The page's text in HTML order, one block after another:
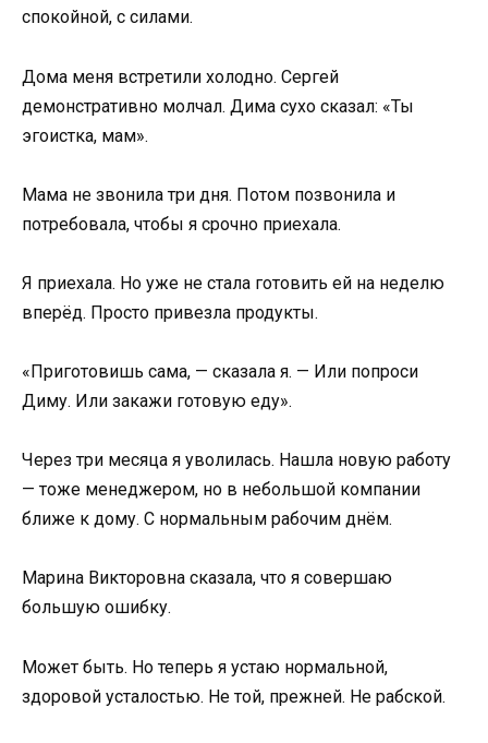
спокойной, с силами.
Дома меня встретили холодно. Сергей
демонстративно молчал. Дима сухо сказал: «Ты
эгоистка, мам».
Мама не звонила три дня. Потом позвонила и
потребовала, чтобы я срочно приехала.
Я приехала. Но уже не стала готовить ей на неделю
вперёд. Просто привезла продукты.
«Приготовишь сама, — сказала я. — Или попроси
Диму. Или закажи готовую еду».
Через три месяца я уволилась. Нашла новую работу
— тоже менеджером, но в небольшой компании
ближе к дому. С нормальным рабочим днём.
Марина Викторовна сказала, что я совершаю
большую ошибку.
Может быть. Но теперь я устаю нормальной,
здоровой усталостью. Не той, прежней. Не рабской.